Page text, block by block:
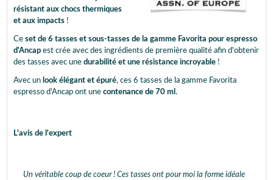
résistant aux chocs thermiques
et aux impacts !
Ce set de 6 tasses et sous-tasses de la gamme Favorita pour espresso
d'Ancap est crée avec des ingrédients de première qualité afin d'obtenir
des tasses avec une durabilité et une résistance incroyable !
Avec un look élégant et épuré, ces 6 tasses de la gamme Favorita
espresso d'Ancap ont une contenance de 70 ml .
L'avis de l'expert
Un véritable coup de coeur ! Ces tasses ont pour moi la forme idéale